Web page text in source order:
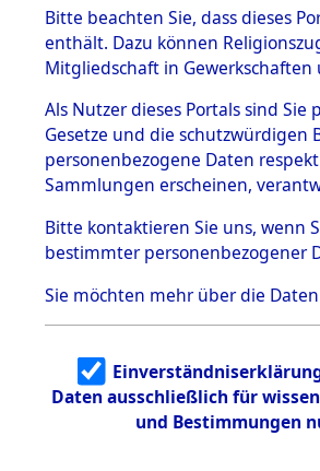
BESTÄNDE
1.
mente
5. Verschiedenes
5.3
Todesmärsche
5.3.1 Alliierte
Erhebungen
zu
Todesmärsch
en
5.3.2
Identifizierun
g
5.3.3
Todesmärsch
Bitte beachten Sie, dass dieses
enthält. Dazu können
Mitgliedschaft in
Als Nutzer dieses Portals sind
Gesetze und die
personenbezogene Daten
Sammlungen erscheinen,
Bitte kontaktieren Sie uns, wenn
bestimmter personenbezogener
Sie möchten mehr über die
Daten ausschließlich für
und Bestimmungen